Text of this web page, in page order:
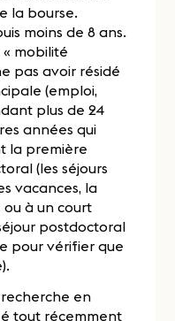
la bourse.
moins de 8 ans.
« mobilité
pas avoir résidé
(emploi,
plus de 24
années qui
la première
(les séjours
vacances, la
à un court
postdoctoral
pour vérifier que
en
tout récemment